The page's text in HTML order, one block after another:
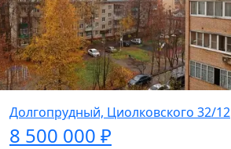
Долгопрудный, Циолковского 32/12
8 500 000 ₽